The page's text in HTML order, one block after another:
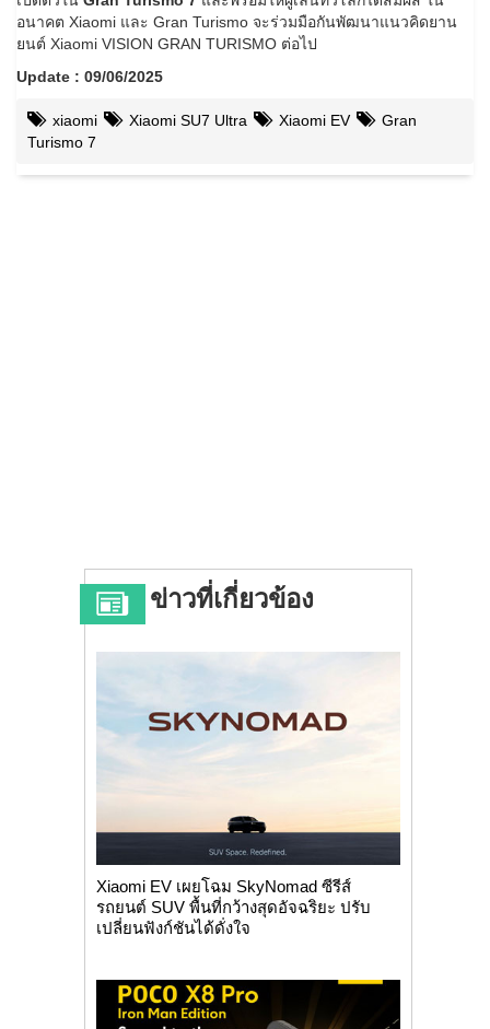
อนาคต Xiaomi และ Gran Turismo จะร่วมมือกันพัฒนาแนวคิดยาน
ยนต์ Xiaomi VISION GRAN TURISMO ต่อไป
Update : 09/06/2025
xiaomi Xiaomi SU7 Ultra Xiaomi EV
Gran
Turismo 7
ข่าวที่เกี่ยวข้อง
Xiaomi EV เผยโฉม SkyNomad ซีรีส์
รถยนต์ SUV พื้นที่กว้างสุดอัจฉริยะ ปรับ
เปลี่ยนฟังก์ชันได้ดั่งใจ